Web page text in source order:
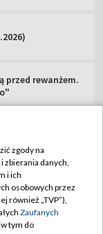
przed rewanżem.
zgody na
zbierania danych,
i ich
osobowych przez
również „TVP”),
Zaufanych
tym do